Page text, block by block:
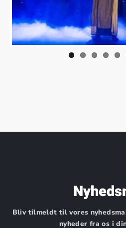
Bliv tilmeldt til vores
nyheder fra os i